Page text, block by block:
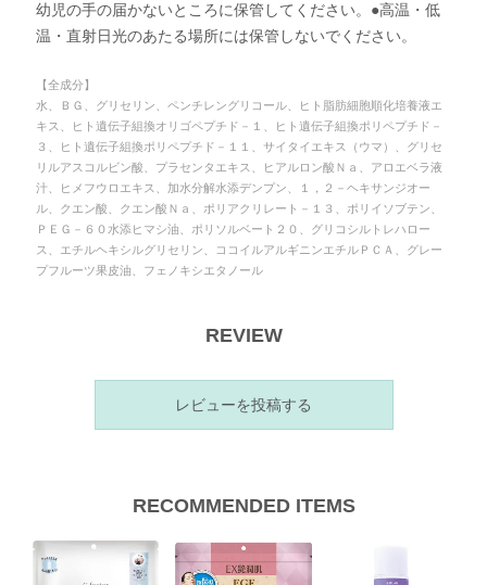
幼児の手の届かないところに保管してください。●高温・低
温・直射日光のあたる場所には保管しないでください。
【全成分】
水、ＢＧ、グリセリン、ペンチレングリコール、ヒト脂肪細胞順化培養液エ
キス、ヒト遺伝子組換オリゴペプチド－１、ヒト遺伝子組換ポリペプチド－
３、ヒト遺伝子組換ポリペプチド－１１、サイタイエキス（ウマ）、グリセ
リルアスコルビン酸、プラセンタエキス、ヒアルロン酸Ｎａ、アロエベラ液
汁、ヒメフウロエキス、加水分解水添デンプン、１，２－ヘキサンジオー
ル、クエン酸、クエン酸Ｎａ、ポリアクリレート－１３、ポリイソブテン、
ＰＥＧ－６０水添ヒマシ油、ポリソルベート２０、グリコシルトレハロー
ス、エチルヘキシルグリセリン、ココイルアルギニンエチルＰＣＡ、グレー
プフルーツ果皮油、フェノキシエタノール
REVIEW
レビューを投稿する
RECOMMENDED ITEMS